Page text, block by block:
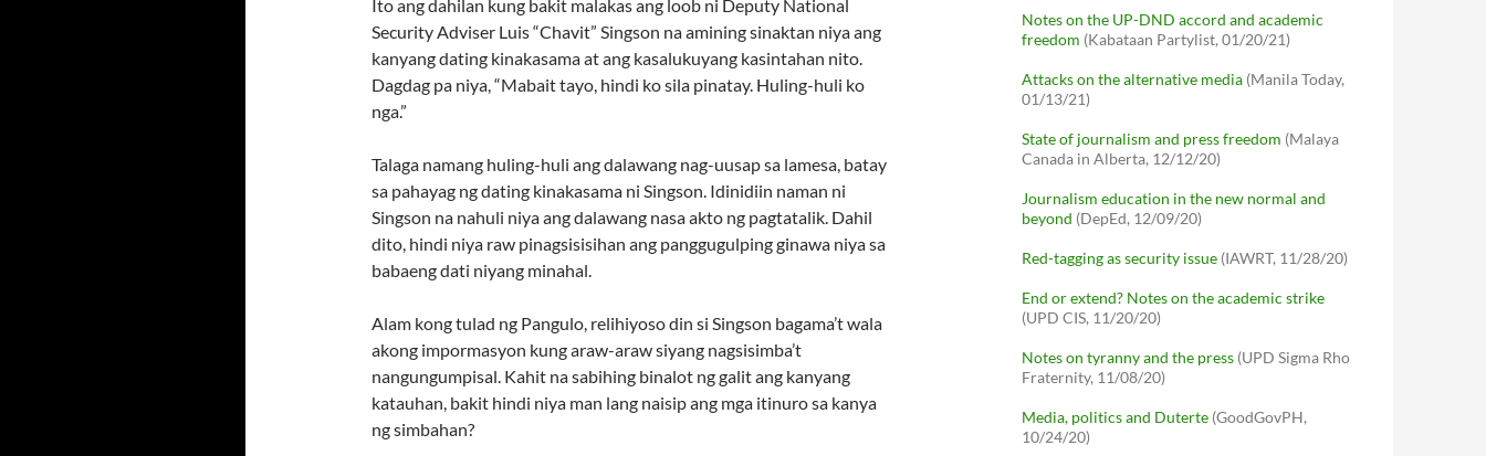
Ito ang dahilan kung bakit malakas ang loob ni Deputy National
Security Adviser Luis “Chavit” Singson na amining sinaktan niya ang
kanyang dating kinakasama at ang kasalukuyang kasintahan nito.
Dagdag pa niya, “Mabait tayo, hindi ko sila pinatay. Huling-huli ko
nga.”
Talaga namang huling-huli ang dalawang nag-uusap sa lamesa, batay
sa pahayag ng dating kinakasama ni Singson. Idinidiin naman ni
Singson na nahuli niya ang dalawang nasa akto ng pagtatalik. Dahil
dito, hindi niya raw pinagsisisihan ang panggugulping ginawa niya sa
babaeng dati niyang minahal.
Alam kong tulad ng Pangulo, relihiyoso din si Singson bagama’t wala
akong impormasyon kung araw-araw siyang nagsisimba’t
nangungumpisal. Kahit na sabihing binalot ng galit ang kanyang
katauhan, bakit hindi niya man lang naisip ang mga itinuro sa kanya
ng simbahan?
Notes on the UP-DND accord and academic
freedom (Kabataan Partylist, 01/20/21)
Attacks on the alternative media (Manila Today,
01/13/21)
State of journalism and press freedom (Malaya
Canada in Alberta, 12/12/20)
Journalism education in the new normal and
beyond (DepEd, 12/09/20)
Red-tagging as security issue (IAWRT, 11/28/20)
End or extend? Notes on the academic strike
(UPD CIS, 11/20/20)
Notes on tyranny and the press (UPD Sigma Rho
Fraternity, 11/08/20)
Media, politics and Duterte (GoodGovPH,
10/24/20)